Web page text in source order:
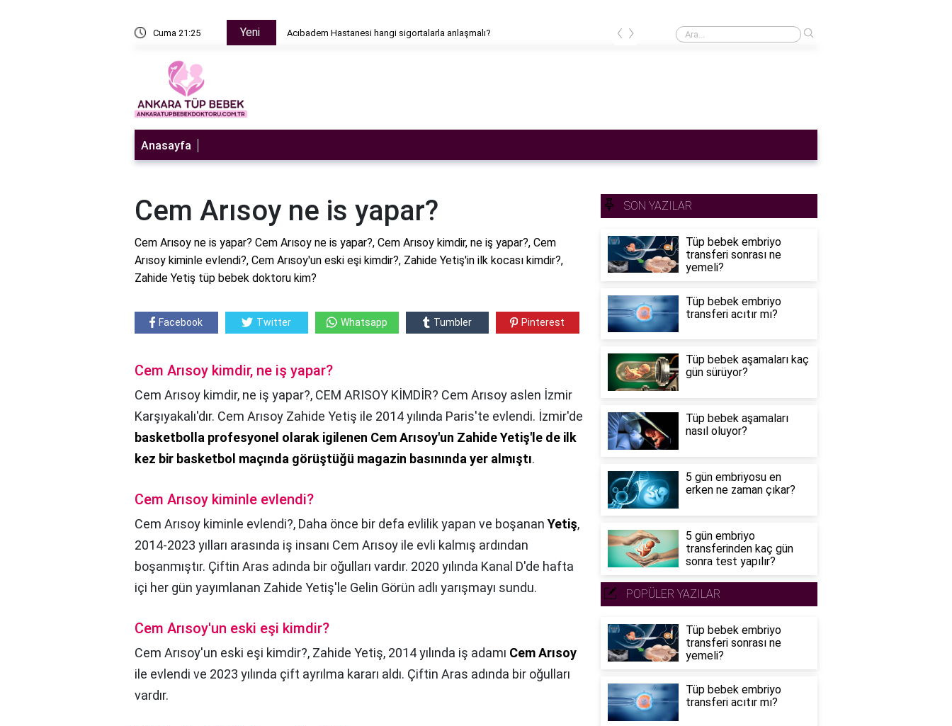
Cuma 21:25 Yeni Acıbadem Hastanesi hangi sigortalarla anlaşmalı? Cinsel ilişkiden sonra adet gecikmesi normal mi?
‹ ›
Anasayfa
Cem Arısoy ne is yapar?
Cem Arısoy ne is yapar? Cem Arısoy ne is yapar?, Cem Arısoy kimdir, ne iş yapar?, Cem
Arısoy kiminle evlendi?, Cem Arısoy'un eski eşi kimdir?, Zahide Yetiş'in ilk kocası kimdir?,
Zahide Yetiş tüp bebek doktoru kim?
Facebook Twitter Whatsapp Tumbler Pinterest
Cem Arısoy kimdir, ne iş yapar?
Cem Arısoy kimdir, ne iş yapar?, CEM ARISOY KİMDİR? Cem Arısoy aslen İzmir
Karşıyakalı'dır. Cem Arısoy Zahide Yetiş ile 2014 yılında Paris'te evlendi. İzmir'de
basketbolla profesyonel olarak igilenen Cem Arısoy'un Zahide Yetiş'le de ilk
kez bir basketbol maçında görüştüğü magazin basınında yer almıştı.
Cem Arısoy kiminle evlendi?
Cem Arısoy kiminle evlendi?, Daha önce bir defa evlilik yapan ve boşanan Yetiş,
2014-2023 yılları arasında iş insanı Cem Arısoy ile evli kalmış ardından
boşanmıştır. Çiftin Aras adında bir oğulları vardır. 2020 yılında Kanal D'de hafta
içi her gün yayımlanan Zahide Yetiş'le Gelin Görün adlı yarışmayı sundu.
Cem Arısoy'un eski eşi kimdir?
Cem Arısoy'un eski eşi kimdir?, Zahide Yetiş, 2014 yılında iş adamı Cem Arısoy
ile evlendi ve 2023 yılında çift ayrılma kararı aldı. Çiftin Aras adında bir oğulları
vardır.
SON YAZILAR
Tüp bebek embriyo
transferi sonrası ne
yemeli?
Tüp bebek embriyo
transferi acıtır mı?
Tüp bebek aşamaları kaç
gün sürüyor?
Tüp bebek aşamaları
nasıl oluyor?
5 gün embriyosu en
erken ne zaman çıkar?
5 gün embriyo
transferinden kaç gün
sonra test yapılır?
POPÜLER YAZILAR
Tüp bebek embriyo
transferi sonrası ne
yemeli?
Tüp bebek embriyo
transferi acıtır mı?